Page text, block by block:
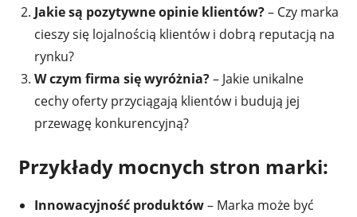
Jakie są pozytywne opinie klientów?– Czy marka
cieszy się lojalnością klientów i dobrą reputacją na
rynku?
W czym firma się wyróżnia?– Jakie unikalne
cechy oferty przyciągają klientów i budują jej
przewagę konkurencyjną?
Przykłady mocnych stron marki:
Innowacyjność produktów– Marka może być